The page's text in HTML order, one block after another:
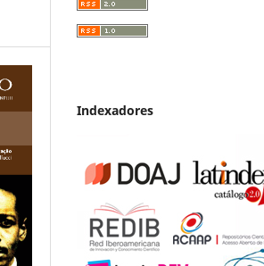
Indexadores